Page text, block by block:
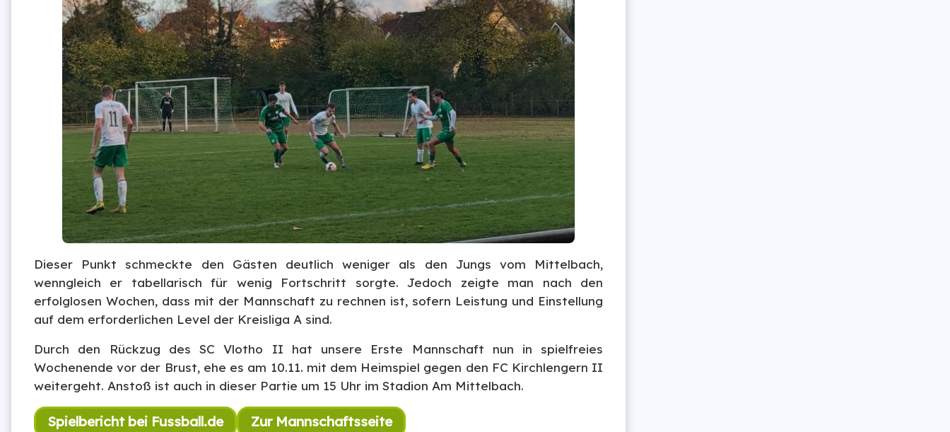
Dieser Punkt schmeckte den Gästen deutlich weniger als den Jungs vom Mittelbach,
wenngleich er tabellarisch für wenig Fortschritt sorgte. Jedoch zeigte man nach den
erfolglosen Wochen, dass mit der Mannschaft zu rechnen ist, sofern Leistung und Einstellung
auf dem erforderlichen Level der Kreisliga A sind.
Durch den Rückzug des SC Vlotho II hat unsere Erste Mannschaft nun in spielfreies
Wochenende vor der Brust, ehe es am 10.11. mit dem Heimspiel gegen den FC Kirchlengern II
weitergeht. Anstoß ist auch in dieser Partie um 15 Uhr im Stadion Am Mittelbach.
Spielbericht bei Fussball.de Zur Mannschaftsseite